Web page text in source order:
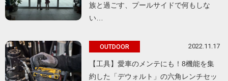
族と過ごす、プールサイドで何もしな
い…
OUTDOOR 2022.11.17
【工具】愛車のメンテにも！8機能を集
約した「デウォルト」の六角レンチセッ